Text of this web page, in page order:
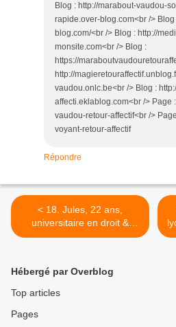
Blog : http://marabout-vaudou-
rapide.over-blog.com<br />
blog.com/<br /> Blog : http://
monsite.com<br /> Blog :
https://
http://
vaudou.onlc.be<br /> Blog :
affecti.eklablog.com<br /> Page
vaudou-retour-affectif<br />
voyant-retour-affectif
Répondre
< 18. Jules, 22 ans,
universitaire en droit &
Florent, 22 ans,
Hébergé par Overblog
Top articles
Pages